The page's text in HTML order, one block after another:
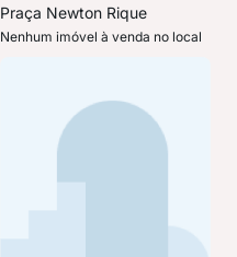
Praça Newton Rique
Nenhum imóvel à venda no local